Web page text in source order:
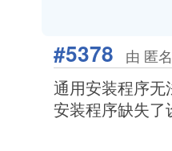
#5378 由 匿
通用安装程序
安装程序缺失了